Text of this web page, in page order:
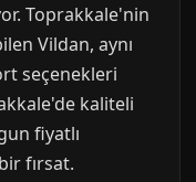
Toprakkale'nin
Vildan, aynı
seçenekleri
kaliteli
fiyatlı
fırsat.